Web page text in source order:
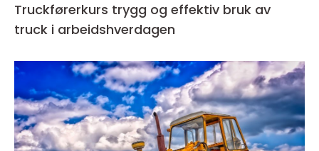
Truckførerkurs trygg og effektiv bruk av
truck i arbeidshverdagen